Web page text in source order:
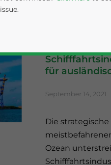
für
September 14, 2021
Die
Ozean
issue.
Yes, I have read thePrivacy
- case sensitive